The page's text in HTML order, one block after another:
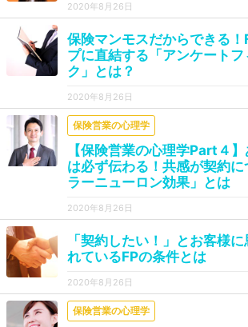
2020年8月26日
保険マンモスだからできる！
プに直結する「アンケートフ
ク」とは？
2020年8月26日
保険営業の心理学
【保険営業の心理学Part４
は必ず伝わる！共感が契約に
ラーニューロン効果」とは
2020年8月26日
「契約したい！」とお客様
れているFPの条件とは
2020年8月26日
保険営業の心理学